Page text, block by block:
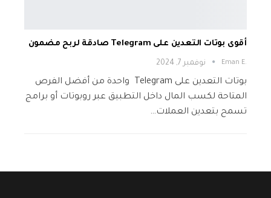
أقوى بوتات التعدين على Telegram صادقة لربح مضمون
.Eman E نوفمبر 7, 2024
بوتات التعدين على Telegram واحدة من أفضل الفرص
المتاحة لكسب المال داخل التطبيق عبر روبوتات أو برامج
تسمح بتعدين العملات…